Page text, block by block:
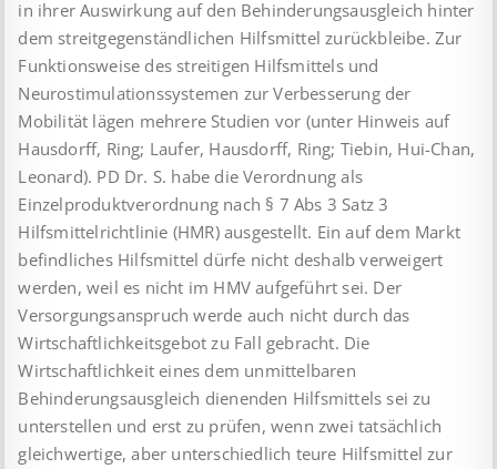
in ihrer Auswirkung auf den Behinderungsausgleich hinter
dem streitgegenständlichen Hilfsmittel zurückbleibe. Zur
Funktionsweise des streitigen Hilfsmittels und
Neurostimulationssystemen zur Verbesserung der
Mobilität lägen mehrere Studien vor (unter Hinweis auf
Hausdorff, Ring; Laufer, Hausdorff, Ring; Tiebin, Hui-Chan,
Leonard). PD Dr. S. habe die Verordnung als
Einzelproduktverordnung nach § 7 Abs 3 Satz 3
Hilfsmittelrichtlinie (HMR) ausgestellt. Ein auf dem Markt
befindliches Hilfsmittel dürfe nicht deshalb verweigert
werden, weil es nicht im HMV aufgeführt sei. Der
Versorgungsanspruch werde auch nicht durch das
Wirtschaftlichkeitsgebot zu Fall gebracht. Die
Wirtschaftlichkeit eines dem unmittelbaren
Behinderungsausgleich dienenden Hilfsmittels sei zu
unterstellen und erst zu prüfen, wenn zwei tatsächlich
gleichwertige, aber unterschiedlich teure Hilfsmittel zur